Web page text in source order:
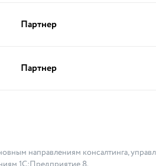
Партнер
Партнер
направлениям консалтинга,